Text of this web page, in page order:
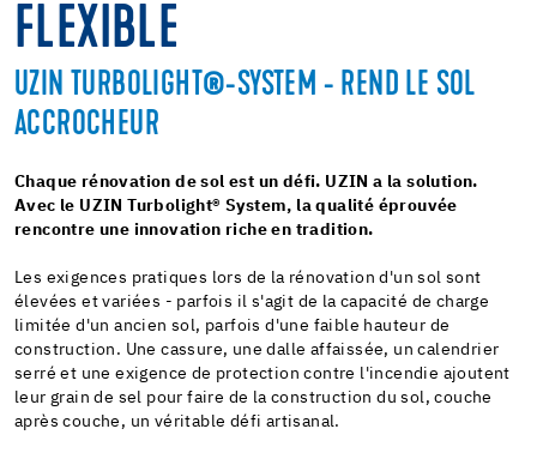
FLEXIBLE
UZIN TURBOLIGHT®-SYSTEM - REND LE SOL
ACCROCHEUR
Chaque rénovation de sol est un défi. UZIN a la solution.
Avec le UZIN Turbolight® System, la qualité éprouvée
rencontre une innovation riche en tradition.
Les exigences pratiques lors de la rénovation d'un sol sont
élevées et variées - parfois il s'agit de la capacité de charge
limitée d'un ancien sol, parfois d'une faible hauteur de
construction. Une cassure, une dalle affaissée, un calendrier
serré et une exigence de protection contre l'incendie ajoutent
leur grain de sel pour faire de la construction du sol, couche
après couche, un véritable défi artisanal.